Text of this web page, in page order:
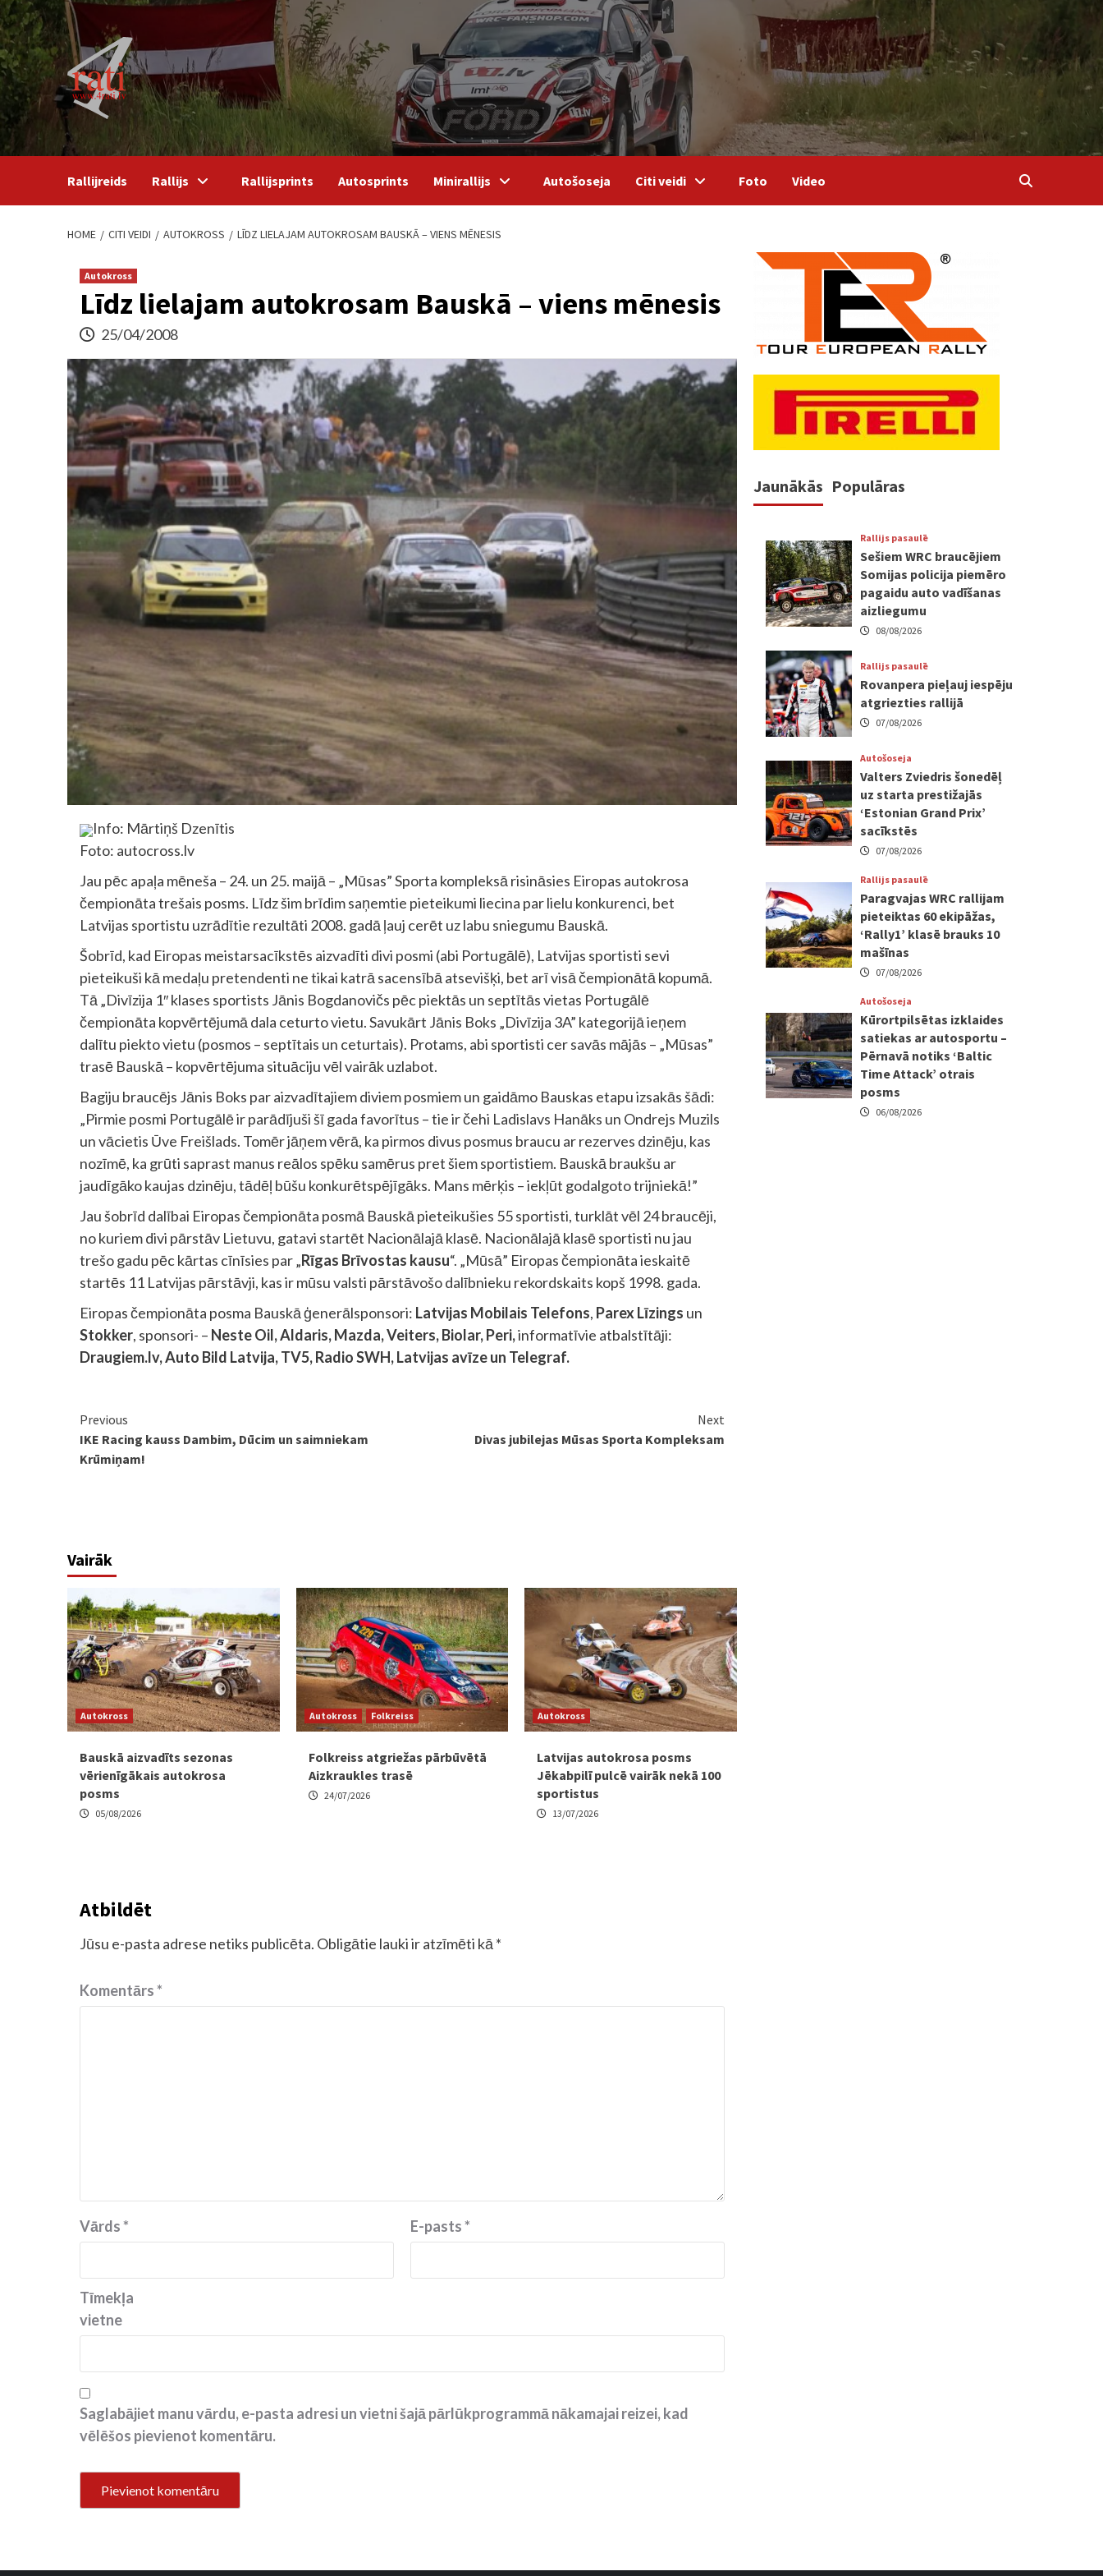
Skip
to
content
Rallijreids Rallijs Rallijsprints Autosprints Minirallijs Autošoseja Citi veidi Foto Video
HOME CITI VEIDI AUTOKROSS LĪDZ LIELAJAM AUTOKROSAM BAUSKĀ – VIENS MĒNESIS
Autokross
Līdz lielajam autokrosam Bauskā – viens mēnesis
25/04/2008
Info: Mārtiņš Dzenītis
Foto: autocross.lv
Jau pēc apaļa mēneša – 24. un 25. maijā – „Mūsas” Sporta kompleksā risināsies Eiropas autokrosa
čempionāta trešais posms. Līdz šim brīdim saņemtie pieteikumi liecina par lielu konkurenci, bet
Latvijas sportistu uzrādītie rezultāti 2008. gadā ļauj cerēt uz labu sniegumu Bauskā.
Šobrīd, kad Eiropas meistarsacīkstēs aizvadīti divi posmi (abi Portugālē), Latvijas sportisti sevi
pieteikuši kā medaļu pretendenti ne tikai katrā sacensībā atsevišķi, bet arī visā čempionātā kopumā.
Tā „Divīzija 1″ klases sportists Jānis Bogdanovičs pēc piektās un septītās vietas Portugālē
čempionāta kopvērtējumā dala ceturto vietu. Savukārt Jānis Boks „Divīzija 3A” kategorijā ieņem
dalītu piekto vietu (posmos – septītais un ceturtais). Protams, abi sportisti cer savās mājās – „Mūsas”
trasē Bauskā – kopvērtējuma situāciju vēl vairāk uzlabot.
Bagiju braucējs Jānis Boks par aizvadītajiem diviem posmiem un gaidāmo Bauskas etapu izsakās šādi:
„Pirmie posmi Portugālē ir parādījuši šī gada favorītus – tie ir čehi Ladislavs Hanāks un Ondrejs Muzils
un vācietis Ūve Freišlads. Tomēr jāņem vērā, ka pirmos divus posmus braucu ar rezerves dzinēju, kas
nozīmē, ka grūti saprast manus reālos spēku samērus pret šiem sportistiem. Bauskā braukšu ar
jaudīgāko kaujas dzinēju, tādēļ būšu konkurētspējīgāks. Mans mērķis – iekļūt godalgoto trijniekā!”
Jau šobrīd dalībai Eiropas čempionāta posmā Bauskā pieteikušies 55 sportisti, turklāt vēl 24 braucēji,
no kuriem divi pārstāv Lietuvu, gatavi startēt Nacionālajā klasē. Nacionālajā klasē sportisti nu jau
trešo gadu pēc kārtas cīnīsies par „Rīgas Brīvostas kausu“. „Mūsā” Eiropas čempionāta ieskaitē
startēs 11 Latvijas pārstāvji, kas ir mūsu valsti pārstāvošo dalībnieku rekordskaits kopš 1998. gada.
Eiropas čempionāta posma Bauskā ģenerālsponsori: Latvijas Mobilais Telefons, Parex Līzings un
Stokker, sponsori- – Neste Oil, Aldaris, Mazda, Veiters, Biolar, Peri,informatīvie atbalstītāji:
Draugiem.lv, Auto Bild Latvija, TV5, Radio SWH, Latvijas avīze un Telegraf.
Continue
Reading
Previous
IKE Racing kauss Dambim, Dūcim un saimniekam
Krūmiņam!
Next
Divas jubilejas Mūsas Sporta Kompleksam
Vairāk
Autokross
Bauskā aizvadīts sezonas
vērienīgākais autokrosa
posms
05/08/2026
Autokross Folkreiss
Folkreiss atgriežas pārbūvētā
Aizkraukles trasē
24/07/2026
Autokross
Latvijas autokrosa posms
Jēkabpilī pulcē vairāk nekā 100
sportistus
13/07/2026
Atbildēt
Jūsu e-pasta adrese netiks publicēta. Obligātie lauki ir atzīmēti kā*
Komentārs*
Vārds* E-pasts*
Tīmekļa
vietne
Saglabājiet manu vārdu, e-pasta adresi un vietni šajā pārlūkprogrammā nākamajai reizei, kad
vēlēšos pievienot komentāru.
Jaunākās Populāras
Rallijs pasaulē
Sešiem WRC braucējiem
Somijas policija piemēro
pagaidu auto vadīšanas
aizliegumu
08/08/2026
Rallijs pasaulē
Rovanpera pieļauj iespēju
atgriezties rallijā
07/08/2026
Autošoseja
Valters Zviedris šonedēļ
uz starta prestižajās
‘Estonian Grand Prix’
sacīkstēs
07/08/2026
Rallijs pasaulē
Paragvajas WRC rallijam
pieteiktas 60 ekipāžas,
‘Rally1’ klasē brauks 10
mašīnas
07/08/2026
Autošoseja
Kūrortpilsētas izklaides
satiekas ar autosportu –
Pērnavā notiks ‘Baltic
Time Attack’ otrais
posms
06/08/2026